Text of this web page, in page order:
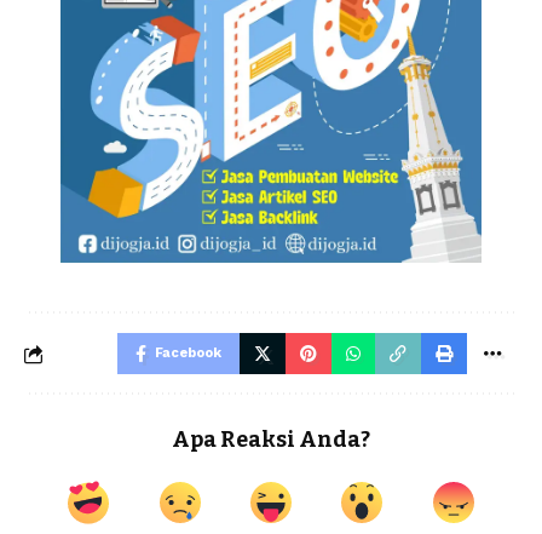
Facebook
Apa Reaksi Anda?